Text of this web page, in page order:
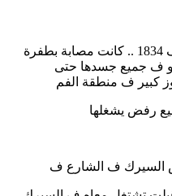
جوليا باسترانا من المكسيك ولدت ف 1834 .. كانت مصابة بطفرة
ف جميع جسدها حتى
كبير ف منطقة الفم
رفض يشغلها
السيرك ف الشارع ف